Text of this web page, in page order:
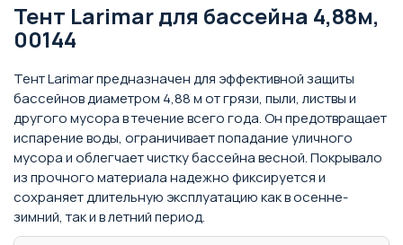
Тент Larimar для бассейна 4,88м,
00144
Тент Larimar предназначен для эффективной защиты
бассейнов диаметром 4,88 м от грязи, пыли, листвы и
другого мусора в течение всего года. Он предотвращает
испарение воды, ограничивает попадание уличного
мусора и облегчает чистку бассейна весной. Покрывало
из прочного материала надежно фиксируется и
сохраняет длительную эксплуатацию как в осенне-
зимний, так и в летний период.